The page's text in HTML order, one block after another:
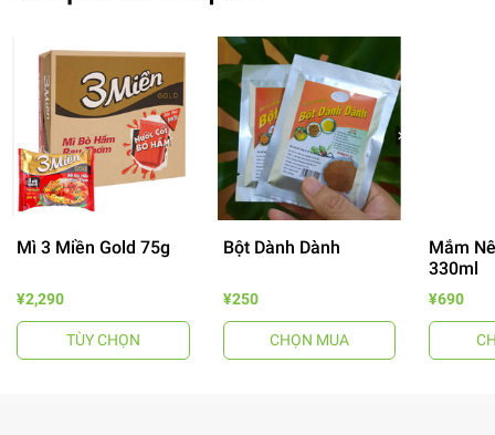
- 64%
Mì 3 Miền Gold 75g
¥2,290
TÙY CHỌN
Bột Dành Dành
¥250
CHỌN MUA
Mắm
330ml
¥690